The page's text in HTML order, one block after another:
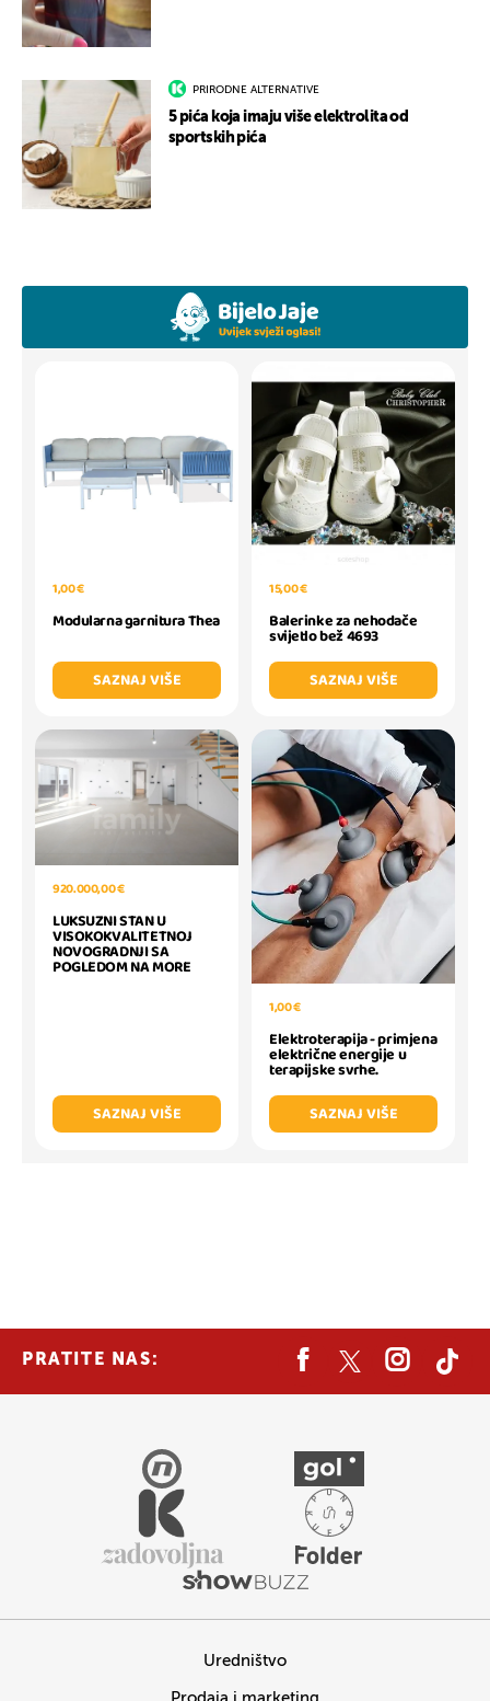
PRIRODNE ALTERNATIVE
5 pića koja imaju više elektrolita od
sportskih pića
1,00 €
Modularna garnitura Thea
SAZNAJ VIŠE
15,00 €
Balerinke za nehodače
svijetlo bež 4693
SAZNAJ VIŠE
920.000,00 €
LUKSUZNI STAN U
VISOKOKVALITETNOJ
NOVOGRADNJI SA
POGLEDOM NA MORE
SAZNAJ VIŠE
1,00 €
Elektroterapija - primjena
električne energije u
terapijske svrhe.
SAZNAJ VIŠE
PRATITE NAS:
Uredništvo